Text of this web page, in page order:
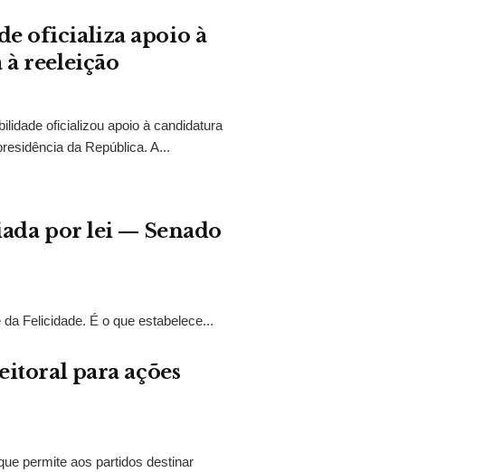
oficializa apoio à
reeleição
oficializou apoio à candidatura
da República. A...
por lei — Senado
Felicidade. É o que estabelece...
para ações
permite aos partidos destinar